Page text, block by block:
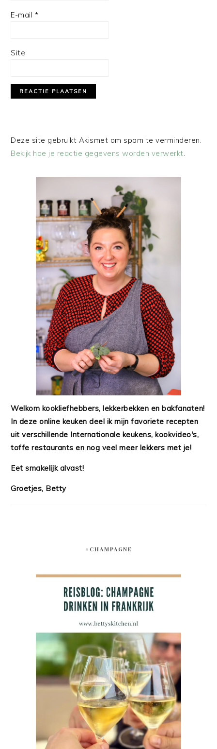
E-mail *
Site
Deze site gebruikt Akismet om spam te verminderen.
Bekijk hoe je reactie gegevens worden verwerkt.
Welkom kookliefhebbers, lekkerbekken en bakfanaten!
In deze online keuken deel ik mijn favoriete recepten
uit verschillende Internationale keukens, kookvideo's,
toffe restaurants en nog veel meer lekkers met je!
Eet smakelijk alvast!
Groetjes, Betty
#CHAMPAGNE